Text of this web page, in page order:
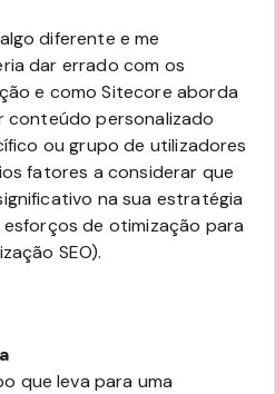
diferente e me
dar errado com os
e como Sitecore aborda
conteúdo personalizado
ou grupo de utilizadores
fatores a considerar que
na sua estratégia
de otimização para
SEO).
que leva para uma